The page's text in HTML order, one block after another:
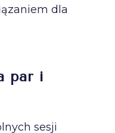
dla
par i
sesji